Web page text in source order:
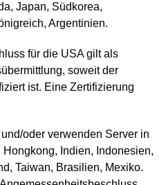
Japan, Südkorea,
Argentinien.
für die USA gilt als
soweit der
ist. Eine Zertifizierung
oder verwenden Server in
Indien, Indonesien,
Taiwan, Brasilien, Mexiko.